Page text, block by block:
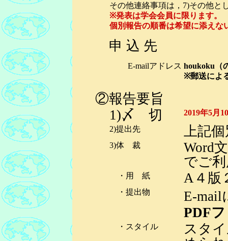
その他連絡事項は，7)その他と
※発表は学会会員に限ります。
個別報告の順番は希望に添えな
申 込 先
E-mailアドレス houkoku（
※郵送によ
②報告要旨
1)〆 切
2019年5月
2)提出先
上記
3)体 裁
Word
でご
・用 紙 A４版
・提出物 E-mail
PDF
・スタイル
スタ